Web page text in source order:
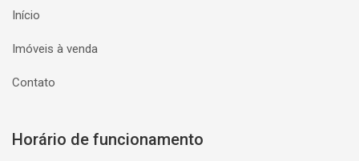
Início
Imóveis à venda
Contato
Horário de funcionamento